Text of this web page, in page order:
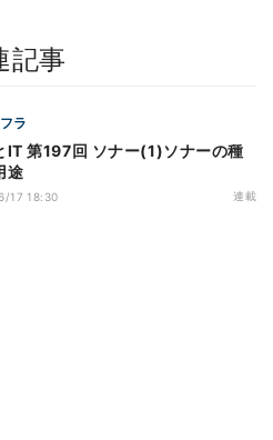
記事
ラ
IT 第197回 ソナー(1)ソナーの種
途
17 18:30 連載